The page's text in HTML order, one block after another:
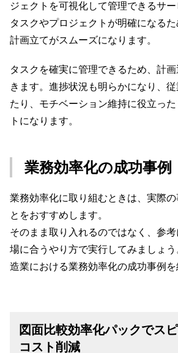
ジェクトを可視化して管理できるサ
タスクやプロジェクトが明確になる
計画立てがスムーズになります。
タスクを確実に管理できるため、計
きます。進捗状況も明らかになり、
たり、モチベーション維持に役立っ
トになります。
業務効率化の成功事例
業務効率化に取り組むときは、実際
とをおすすめします。
そのまま取り入れるのではなく、参
場に合うやり方で実行してみましょ
造業における業務効率化の成功事例を
図面比較効率化パックでス
コスト削減